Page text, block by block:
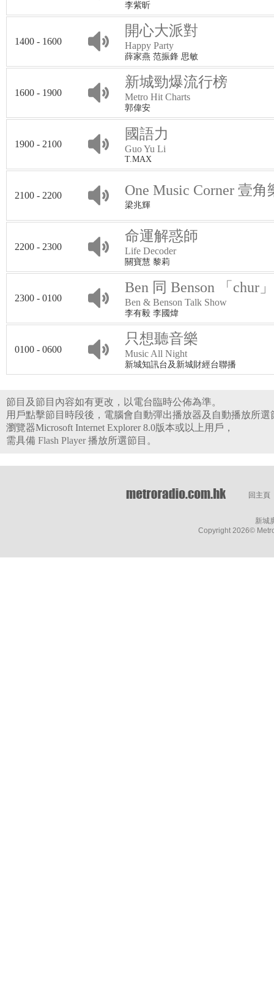
李紫昕
1400 - 1600
開心大派對
Happy Party
薛家燕 范振鋒 思敏
1600 - 1900
新城勁爆流行榜
Metro Hit Charts
郭偉安
1900 - 2100
國語力
Guo Yu Li
T.MAX
2100 - 2200 One Music Corner 壹角
梁兆輝
2200 - 2300
命運解惑師
Life Decoder
關寶慧 黎莉
2300 - 0100
Ben 同 Benson 「chur
Ben & Benson Talk Show
李有毅 李國煒
0100 - 0600
只想聽音樂
Music All Night
新城知訊台及新城財經台聯播
節目及節目內容如有更改，以電台臨時公佈為準。
用戶點擊節目時段後，電腦會自動彈出播放器及自動播放所選
瀏覽器Microsoft Internet Explorer 8.0版本或以上用戶，
需具備 Flash Player 播放所選節目。
回主頁
新城
Copyright 2026©